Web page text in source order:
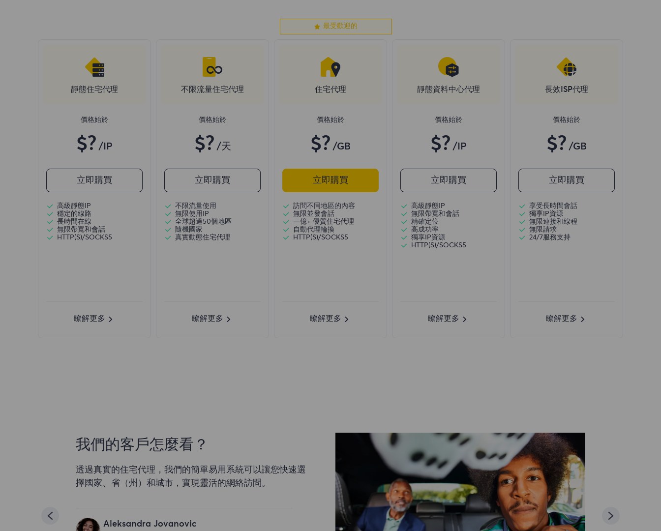
最受歡迎的
靜態住宅代理
價格始於
$? /IP
立即購買
高級靜態IP
穩定的線路
長時間在線
無限帶寬和會話
HTTP(S)/SOCKS5
瞭解更多
不限流量住宅代理
價格始於
$? /天
立即購買
不限流量使用
無限使用IP
全球超過50個地區
隨機國家
真實動態住宅代理
瞭解更多
住宅代理
價格始於
$? /GB
立即購買
訪問不同地區的內容
無限並發會話
一億+ 優質住宅代理
自動代理輪換
HTTP(S)/SOCKS5
瞭解更多
靜態資料中心代理
價格始於
$? /IP
立即購買
高級靜態IP
無限帶寬和會話
精確定位
高成功率
獨享IP資源
HTTP(S)/SOCKS5
瞭解更多
長效ISP代理
價格始於
$? /GB
立即購買
享受長時間會話
獨享IP資源
無限連接和線程
無限請求
24/7服務支持
瞭解更多
我們的客戶怎麼看？
透過真實的住宅代理，我們的簡單易用系統可以讓您快速選
擇國家、省（州）和城市，實現靈活的網絡訪問。
Aleksandra Jovanovic